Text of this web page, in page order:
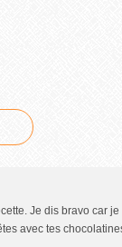
Je dis bravo car
avec tes